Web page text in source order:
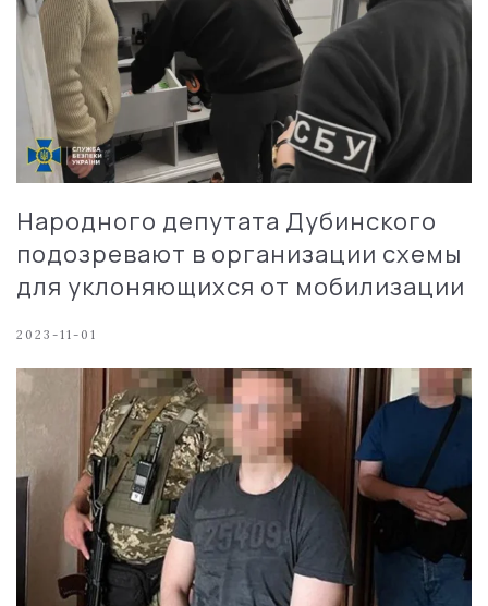
Народного депутата Дубинского
подозревают в организации схемы
для уклоняющихся от мобилизации
2023-11-01